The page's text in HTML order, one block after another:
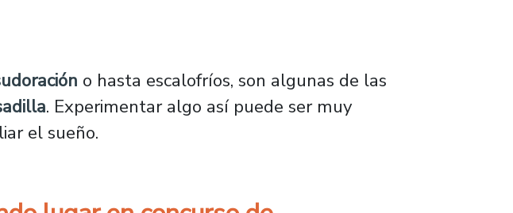
o hasta escalofríos, son algunas de las
. Experimentar algo así puede ser muy
el sueño.